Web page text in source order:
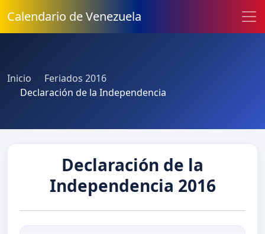
Calendario de Venezuela
Inicio
Feriados 2016
Declaración de la Independencia
Declaración de la
Independencia 2016